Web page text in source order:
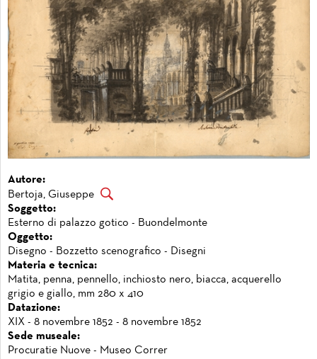
Autore:
Bertoja, Giuseppe
Soggetto:
Esterno di palazzo gotico - Buondelmonte
Oggetto:
Disegno - Bozzetto scenografico - Disegni
Materia e tecnica:
Matita, penna, pennello, inchiosto nero, biacca, acquerello
grigio e giallo, mm 280 x 410
Datazione:
XIX - 8 novembre 1852 - 8 novembre 1852
Sede museale:
Procuratie Nuove - Museo Correr